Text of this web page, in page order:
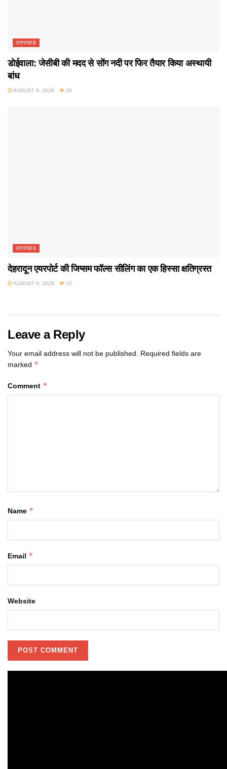
उत्तराखंड
डोईवाला: जेसीबी की मदद से सोंग नदी पर फिर तैयार किया अस्थायी
बांध
AUGUST 9, 2026 26
उत्तराखंड
देहरादून एयरपोर्ट की जिप्सम फॉल्स सीलिंग का एक हिस्सा क्षतिग्रस्त
AUGUST 9, 2026 10
Leave a Reply
Your email address will not be published.
Required fields are
marked *
Comment *
Name *
Email *
Website